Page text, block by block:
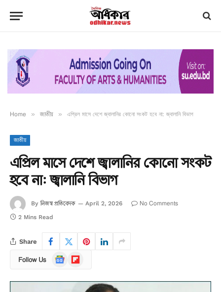
Home » জাতীয় » এপ্রিল মাসে দেশে জ্বালানির কোনো সংকট হবে না: জ্বালানি বিভাগ
জাতীয়
এপ্রিল মাসে দেশে জ্বালানির কোনো সংকট
হবে না: জ্বালানি বিভাগ
By নিজস্ব প্রতিবেদক April 2, 2026 No Comments
2 Mins Read
Share
Follow Us
Google
News
Flipboard